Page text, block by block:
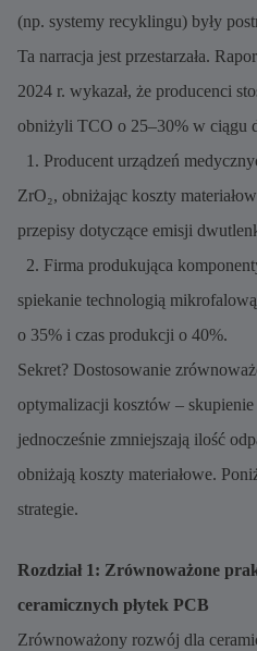
(np. systemy recyklingu) były
Ta narracja jest przestarzała.
2024 r. wykazał, że producenci
obniżyli TCO o 25–30% w ciągu
1. Producent urządzeń
ZrO₂, obniżając koszty
przepisy dotyczące emisji
2. Firma produkująca
spiekanie technologią
o 35% i czas produkcji o 40%.
Sekret? Dostosowanie
optymalizacji kosztów –
jednocześnie zmniejszają ilość
obniżają koszty materiałowe.
strategie.
Rozdział 1: Zrównoważone
ceramicznych płytek PCB
Zrównoważony rozwój dla